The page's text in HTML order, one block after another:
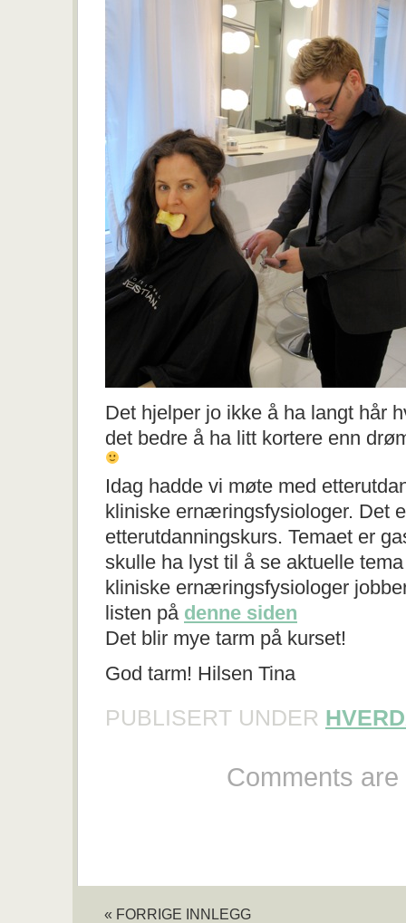
Det hjelper jo ikke å ha langt hår
det bedre å ha litt kortere enn
Idag hadde vi møte med
kliniske ernæringsfysiologer. Det
etterutdanningskurs. Temaet er
skulle ha lyst til å se aktuelle
kliniske ernæringsfysiologer
listen på denne siden
Det blir mye tarm på kurset!
God tarm! Hilsen Tina
PUBLISERT UNDER
Comments
« FORRIGE INNLEGG